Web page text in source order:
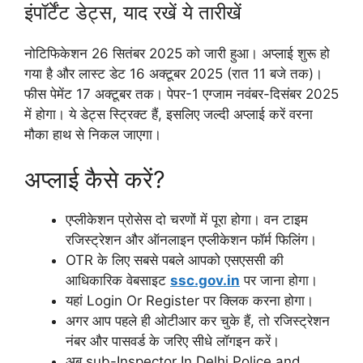
इंपॉर्टेंट डेट्स, याद रखें ये तारीखें
नोटिफिकेशन 26 सितंबर 2025 को जारी हुआ। अप्लाई शुरू हो
गया है और लास्ट डेट 16 अक्टूबर 2025 (रात 11 बजे तक)।
फीस पेमेंट 17 अक्टूबर तक। पेपर-1 एग्जाम नवंबर-दिसंबर 2025
में होगा। ये डेट्स स्ट्रिक्ट हैं, इसलिए जल्दी अप्लाई करें वरना
मौका हाथ से निकल जाएगा।
अप्लाई कैसे करें?
एप्लीकेशन प्रोसेस दो चरणों में पूरा होगा। वन टाइम
रजिस्ट्रेशन और ऑनलाइन एप्लीकेशन फॉर्म फिलिंग।
OTR के लिए सबसे पबले आपको एसएससी की
आधिकारिक वेबसाइट ssc.gov.in पर जाना होगा।
यहां Login Or Register पर क्लिक करना होगा।
अगर आप पहले ही ओटीआर कर चुके हैं, तो रजिस्ट्रेशन
नंबर और पासवर्ड के जरिए सीधे लॉगइन करें।